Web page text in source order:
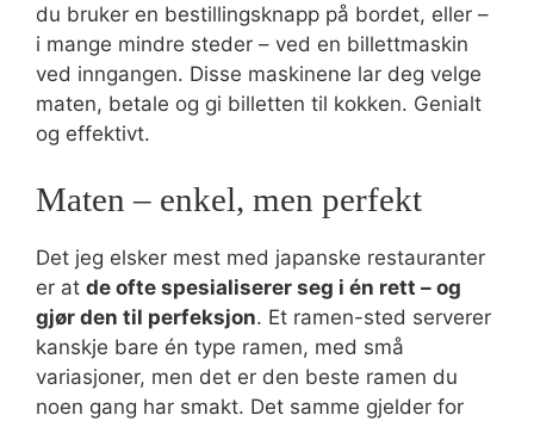
du bruker en bestillingsknapp på bordet, eller –
i mange mindre steder – ved en billettmaskin
ved inngangen. Disse maskinene lar deg velge
maten, betale og gi billetten til kokken. Genialt
og effektivt.
Maten – enkel, men perfekt
Det jeg elsker mest med japanske restauranter
er at de ofte spesialiserer seg i én rett – og
gjør den til perfeksjon. Et ramen-sted serverer
kanskje bare én type ramen, med små
variasjoner, men det er den beste ramen du
noen gang har smakt. Det samme gjelder for